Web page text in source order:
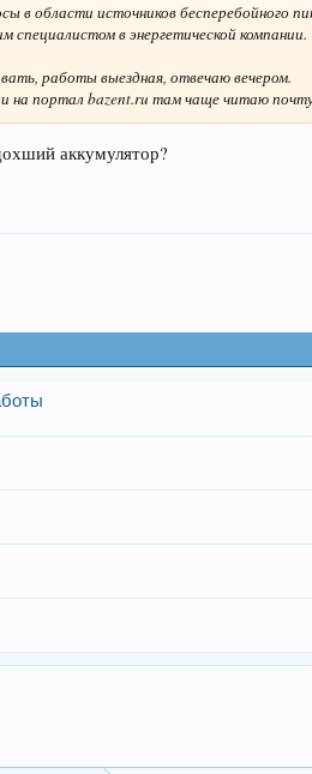
в области источников бесперебойного
специалистом в энергетической компании.
работы выездная, отвечаю вечером.
на портал bazent.ru там чаще читаю
аккумулятор?